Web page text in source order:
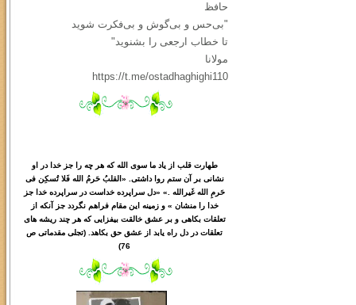
حافظ
"بی‌حس و بی‌گوش و بی‌فکرت شوید
تا خطاب ارجعی را بشنوید"
مولانا
https://t.me/ostadhaghighi110
طهارت قلب از یاد ما سوی الله که هر چه را جز خدا در او
نشانی بر آن ستم روا داشتی. «القلبُ حَرمُ الله فَلا تُسکِن فی
حَرمِ الله غَیرالله .» «دل سراپرده خداست در سراپرده خدا جز
خدا را منشان » و زمینه این مقام فراهم نگردد جز آنکه از
تعلقات بکاهی و بر عشق خالقت بیفزایی که هر چند ریشه های
تعلقات در دل راه یابد از عشق حق بکاهد. (تجلی مقدماتی ص
76)